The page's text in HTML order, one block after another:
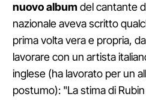
nuovo album del cantante
nazionale aveva scritto
prima volta vera e propria,
lavorare con un artista
inglese (ha lavorato per un
postumo): "La stima di